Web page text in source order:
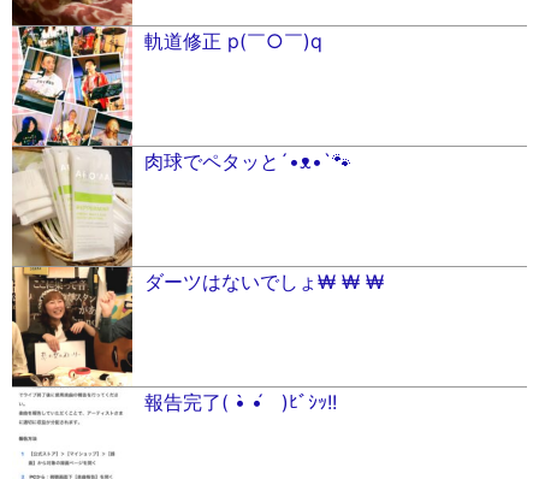
軌道修正 p(￣○︎￣)q
肉球でペタッと´•ᴥ•`🐾
ダーツはないでしょ₩ ₩ ₩
報告完了( •̀ •́ゞ)ﾋﾞｼｯ!!